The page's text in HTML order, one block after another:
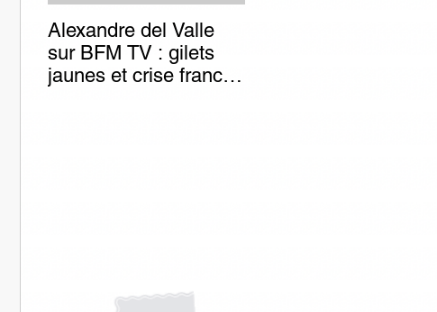
Alexandre del Valle
sur BFM TV : gilets
jaunes et crise franco-